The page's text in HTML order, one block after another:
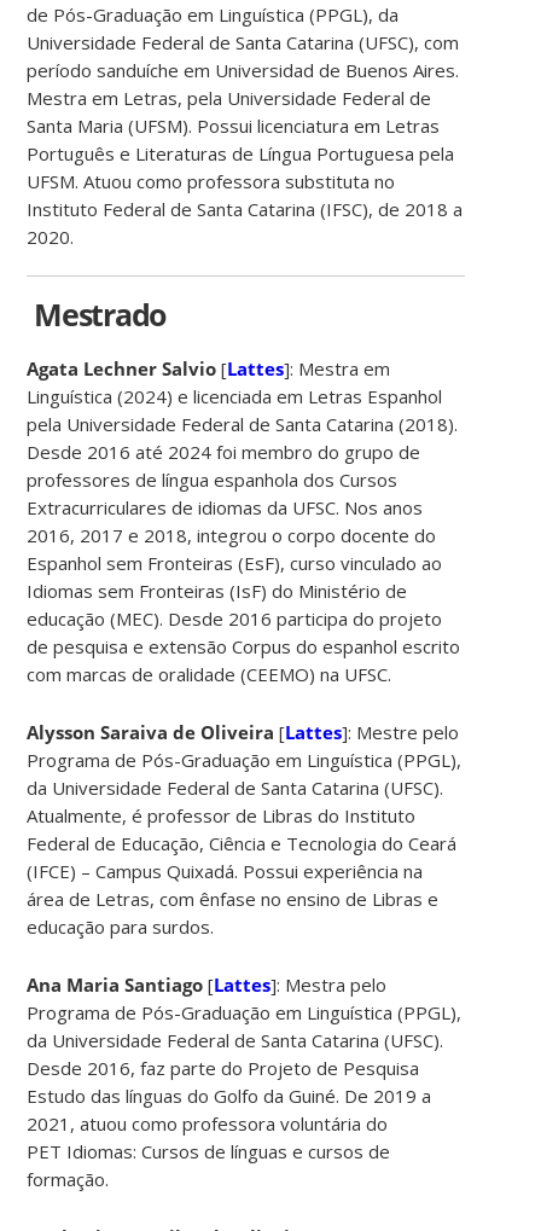
de Pós-Graduação em Linguística (PPGL), da
Universidade Federal de Santa Catarina (UFSC), com
período sanduíche em Universidad de Buenos Aires.
Mestra em Letras, pela Universidade Federal de
Santa Maria (UFSM). Possui licenciatura em Letras
Português e Literaturas de Língua Portuguesa pela
UFSM. Atuou como professora substituta no
Instituto Federal de Santa Catarina (IFSC), de 2018 a
2020.
Mestrado
Agata Lechner Salvio[Lattes]: Mestra em
Linguística (2024) e licenciada em Letras Espanhol
pela Universidade Federal de Santa Catarina (2018).
Desde 2016 até 2024 foi membro do grupo de
professores de língua espanhola dos Cursos
Extracurriculares de idiomas da UFSC. Nos anos
2016, 2017 e 2018, integrou o corpo docente do
Espanhol sem Fronteiras (EsF), curso vinculado ao
Idiomas sem Fronteiras (IsF) do Ministério de
educação (MEC). Desde 2016 participa do projeto
de pesquisa e extensão Corpus do espanhol escrito
com marcas de oralidade (CEEMO) na UFSC.
Alysson Saraiva de Oliveira[Lattes]: Mestre pelo
Programa de Pós-Graduação em Linguística (PPGL),
da Universidade Federal de Santa Catarina (UFSC).
Atualmente, é professor de Libras do Instituto
Federal de Educação, Ciência e Tecnologia do Ceará
(IFCE) – Campus Quixadá. Possui experiência na
área de Letras, com ênfase no ensino de Libras e
educação para surdos.
Ana Maria Santiago[Lattes]: Mestra pelo
Programa de Pós-Graduação em Linguística (PPGL),
da Universidade Federal de Santa Catarina (UFSC).
Desde 2016, faz parte do Projeto de Pesquisa
Estudo das línguas do Golfo da Guiné. De 2019 a
2021, atuou como professora voluntária do
PET Idiomas: Cursos de línguas e cursos de
formação.